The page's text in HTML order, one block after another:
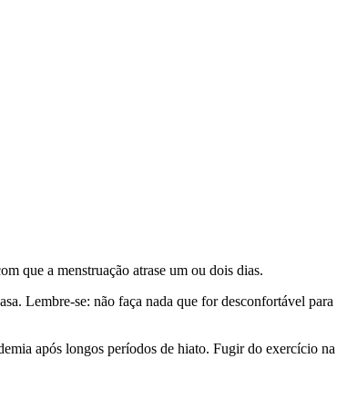
que a menstruação atrase um ou dois dias.
Lembre-se: não faça nada que for desconfortável para
após longos períodos de hiato. Fugir do exercício na